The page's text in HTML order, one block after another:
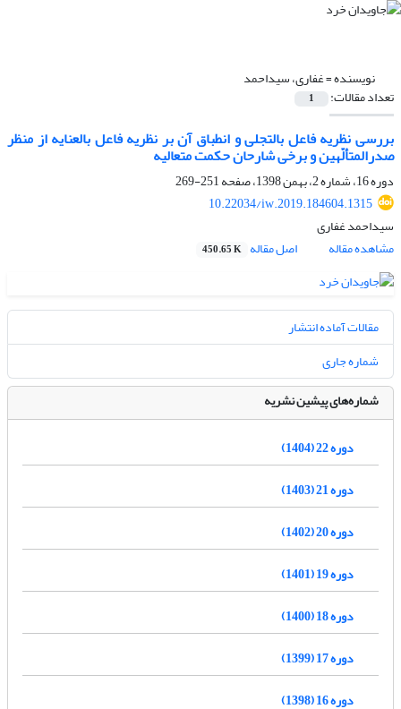
نویسنده =غفاری، سیداحمد
تعداد مقالات: 1
بررسی نظریه فاعل بالتجلی و انطباق آن بر نظریه فاعل بالعنایه از منظر
صدرالمتألّهین و برخی شارحان حکمت متعالیه
دوره 16، شماره 2، بهمن 1398، صفحه
251-269
10.22034/iw.2019.184604.1315
سیداحمد غفاری
مشاهده مقاله
اصل مقاله 450.65 K
مقالات آماده انتشار
شماره جاری
شماره‌های پیشین نشریه
دوره 22 (1404)
دوره 21 (1403)
دوره 20 (1402)
دوره 19 (1401)
دوره 18 (1400)
دوره 17 (1399)
دوره 16 (1398)